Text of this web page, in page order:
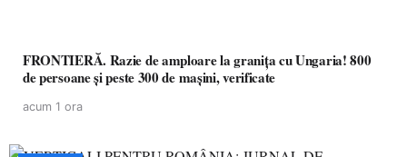
FRONTIERĂ. Razie de amploare la granița cu Ungaria! 800
de persoane și peste 300 de mașini, verificate
acum 1 ora